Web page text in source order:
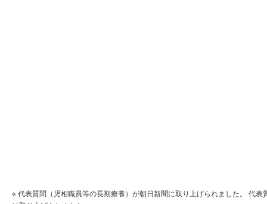
« 代表質問（児相職員等の長期療養）が朝日新聞に取り上げられました。
代表